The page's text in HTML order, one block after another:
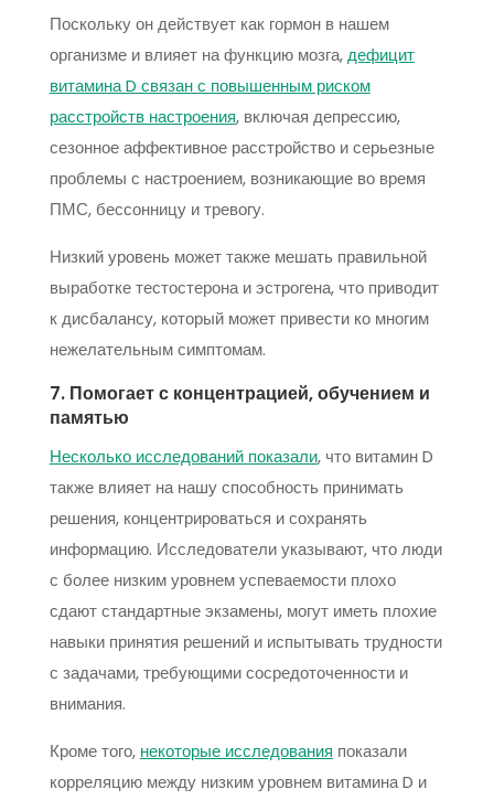
Поскольку он действует как гормон в нашем
организме и влияет на функцию мозга,дефицит
витамина D связан с повышенным риском
расстройств настроения, включая депрессию,
сезонное аффективное расстройство и серьезные
проблемы с настроением, возникающие во время
ПМС, бессонницу и тревогу.
Низкий уровень может также мешать правильной
выработке тестостерона и эстрогена, что приводит
к дисбалансу, который может привести ко многим
нежелательным симптомам.
7. Помогает с концентрацией, обучением и
памятью
Несколько исследований показали, что витамин D
также влияет на нашу способность принимать
решения, концентрироваться и сохранять
информацию. Исследователи указывают, что люди
с более низким уровнем успеваемости плохо
сдают стандартные экзамены, могут иметь плохие
навыки принятия решений и испытывать трудности
с задачами, требующими сосредоточенности и
внимания.
Кроме того, некоторые исследования показали
корреляцию между низким уровнем витамина D и